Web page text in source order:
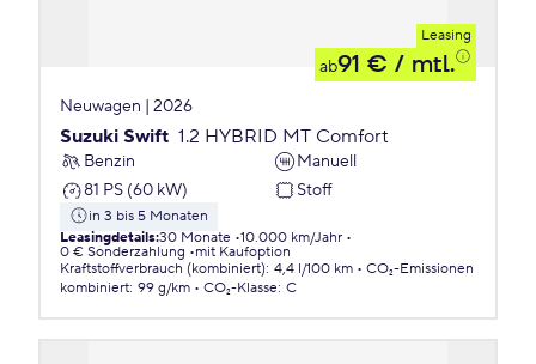
Leasing
ab91 € / mtl.
Neuwagen | 2026
Suzuki Swift 1.2 HYBRID MT Comfort
Benzin
Manuell
81 PS (60 kW)
Stoff
in 3 bis 5 Monaten
Leasingdetails:30 Monate 10.000 km/Jahr
0 € Sonderzahlung
mit Kaufoption
Kraftstoffverbrauch (kombiniert): 4,4 l/100 km
CO₂-Emissionen
kombiniert: 99 g/km CO₂-Klasse: C